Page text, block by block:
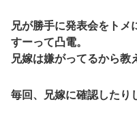
兄が勝手に発表会をトメ
すーって凸電。
兄嫁は嫌がってるから教
毎回、兄嫁に確認したり